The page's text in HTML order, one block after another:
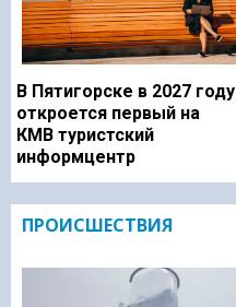
В Пятигорске в 2027 году
откроется первый на
КМВ туристский
информцентр
ПРОИСШЕСТВИЯ